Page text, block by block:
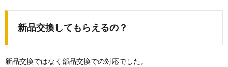
新品交換してもらえるの？
新品交換ではなく部品交換での対応でした。